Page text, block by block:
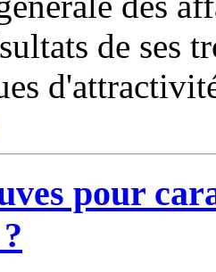
de ses
pour